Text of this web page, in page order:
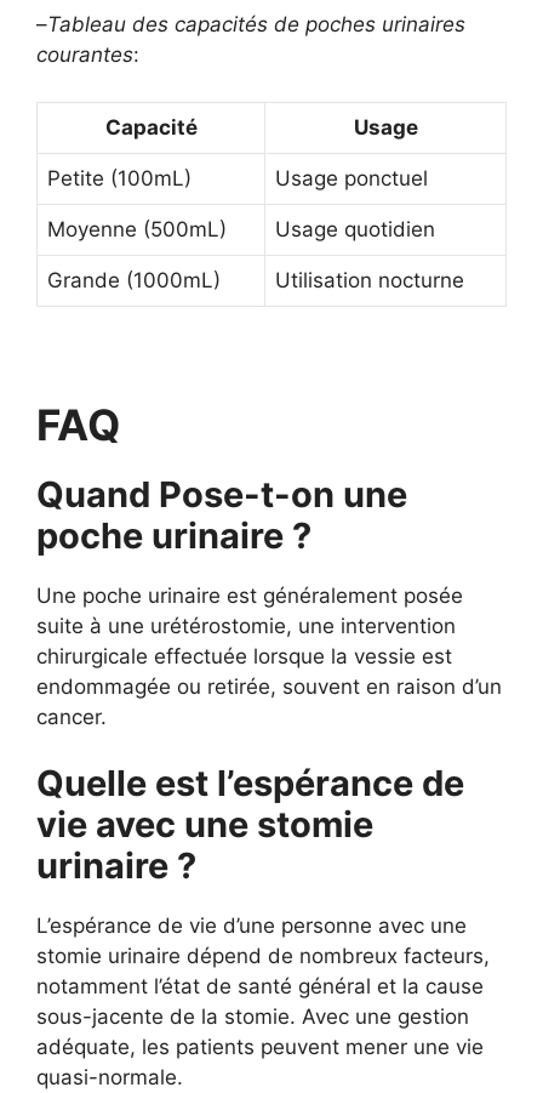
–Tableau des capacités de poches urinaires
courantes:
Capacité Usage
Petite (100mL) Usage ponctuel
Moyenne (500mL) Usage quotidien
Grande (1000mL) Utilisation nocturne
FAQ
Quand Pose-t-on une
poche urinaire ?
Une poche urinaire est généralement posée
suite à une urétérostomie, une intervention
chirurgicale effectuée lorsque la vessie est
endommagée ou retirée, souvent en raison d’un
cancer.
Quelle est l’espérance de
vie avec une stomie
urinaire ?
L’espérance de vie d’une personne avec une
stomie urinaire dépend de nombreux facteurs,
notamment l’état de santé général et la cause
sous-jacente de la stomie. Avec une gestion
adéquate, les patients peuvent mener une vie
quasi-normale.